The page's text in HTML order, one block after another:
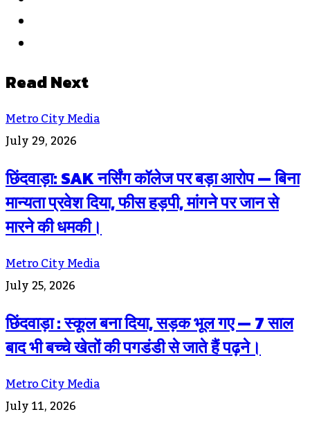
Read Next
Metro City Media
July 29, 2026
छिंदवाड़ा: SAK नर्सिंग कॉलेज पर बड़ा आरोप — बिना
मान्यता प्रवेश दिया, फीस हड़पी, मांगने पर जान से
मारने की धमकी।
Metro City Media
July 25, 2026
छिंदवाड़ा : स्कूल बना दिया, सड़क भूल गए — 7 साल
बाद भी बच्चे खेतों की पगडंडी से जाते हैं पढ़ने।
Metro City Media
July 11, 2026